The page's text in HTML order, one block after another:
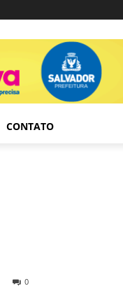
CONTATO
0